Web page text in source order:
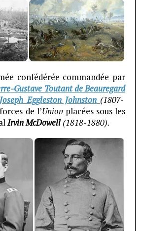
confédérée commandée par
Gustave Toutant de Beauregard
Joseph Eggleston Johnston (1807-
de l’Unionplacées sous les
Irvin McDowell(1818-1880).